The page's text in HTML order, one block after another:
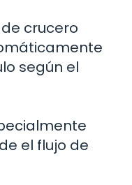
crucero
según el
el flujo de